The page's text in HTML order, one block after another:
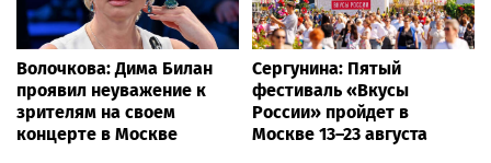
Волочкова: Дима Билан
проявил неуважение к
зрителям на своем
концерте в Москве
Сергунина: Пятый
фестиваль «Вкусы
России» пройдет в
Москве 13–23 августа